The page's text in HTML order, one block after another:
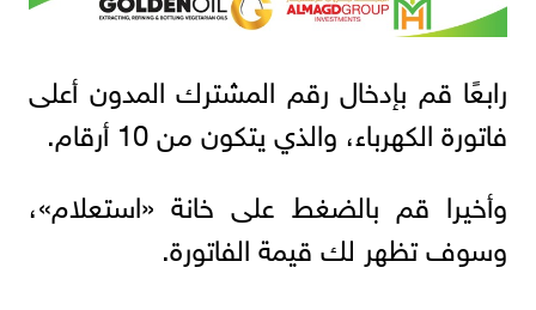
رابعًا قم بإدخال رقم المشترك المدون أعلى
فاتورة الكهرباء، والذي يتكون من 10 أرقام.
وأخيرا قم بالضغط على خانة «استعلام»،
وسوف تظهر لك قيمة الفاتورة.